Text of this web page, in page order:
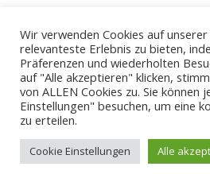
© 2026 -
Impressum
Wir verwenden Cookies auf
relevanteste Erlebnis zu bieten,
Präferenzen und wiederholten
auf "Alle akzeptieren" klicken,
von ALLEN Cookies zu. Sie können
Einstellungen" besuchen, um eine
zu erteilen.
Cookie Einstellungen Alle